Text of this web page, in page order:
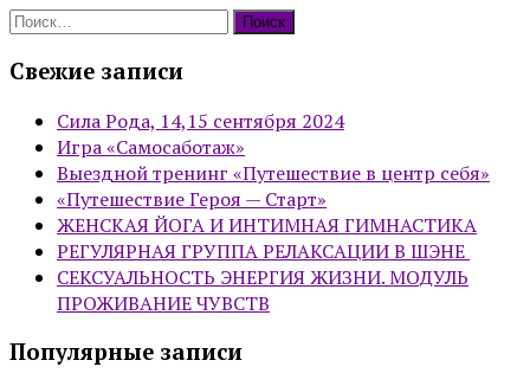
Найти:
Свежие записи
Сила Рода, 14,15 сентября 2024
Игра «Самосаботаж»
Выездной тренинг «Путешествие в центр себя»
«Путешествие Героя — Старт»
ЖЕНСКАЯ ЙОГА И ИНТИМНАЯ ГИМНАСТИКА
РЕГУЛЯРНАЯ ГРУППА РЕЛАКСАЦИИ В ШЭНЕ
СЕКСУАЛЬНОСТЬ ЭНЕРГИЯ ЖИЗНИ. МОДУЛЬ
ПРОЖИВАНИЕ ЧУВСТВ
Популярные записи